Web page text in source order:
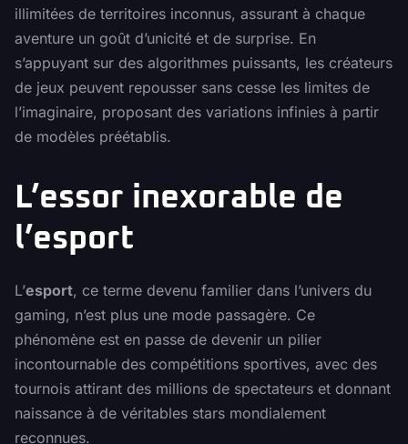
illimitées de territoires inconnus, assurant à chaque
aventure un goût d’unicité et de surprise. En
s’appuyant sur des algorithmes puissants, les créateurs
de jeux peuvent repousser sans cesse les limites de
l’imaginaire, proposant des variations infinies à partir
de modèles préétablis.
L’essor inexorable de
l’esport
L’esport, ce terme devenu familier dans l’univers du
gaming, n’est plus une mode passagère. Ce
phénomène est en passe de devenir un pilier
incontournable des compétitions sportives, avec des
tournois attirant des millions de spectateurs et donnant
naissance à de véritables stars mondialement
reconnues.